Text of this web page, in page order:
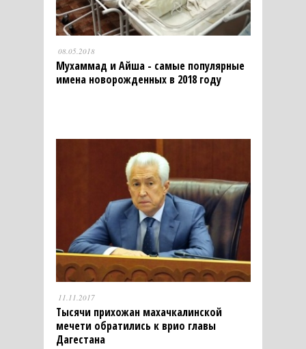
08.05.2018
Мухаммад и Айша - самые популярные
имена новорожденных в 2018 году
11.11.2017
Тысячи прихожан махачкалинской
мечети обратились к врио главы
Дагестана